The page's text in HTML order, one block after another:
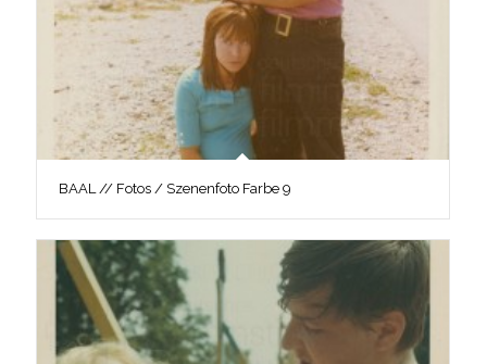
BAAL // Fotos / Szenenfoto Farbe 9